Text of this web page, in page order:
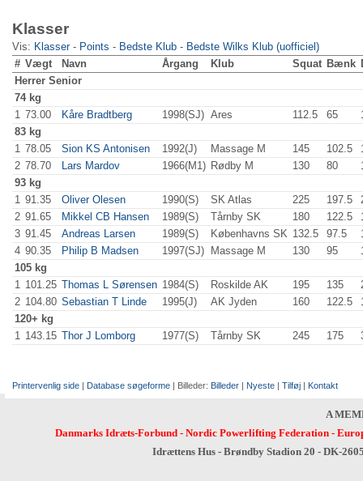
Klasser
Vis: Klasser- Points - Bedste Klub - Bedste Wilks Klub (uofficiel)
# Vægt Navn Årgang Klub Squat Bænk
Herrer Senior
74 kg
1 73.00 Kåre Bradtberg 1998(SJ) Ares 112.5 65
83 kg
1 78.05 Sion KS Antonisen 1992(J) Massage M 145 102.5
2 78.70 Lars Mardov 1966(M1) Rødby M 130 80
93 kg
1 91.35 Oliver Olesen 1990(S) SK Atlas 225 197.5
2 91.65 Mikkel CB Hansen 1989(S) Tårnby SK 180 122.5
3 91.45 Andreas Larsen 1989(S) Københavns SK 132.5 97.5
4 90.35 Philip B Madsen 1997(SJ) Massage M 130 95
105 kg
1 101.25 Thomas L Sørensen 1984(S) Roskilde AK 195 135
2 104.80 Sebastian T Linde 1995(J) AK Jyden 160 122.5
120+ kg
1 143.15 Thor J Lomborg 1977(S) Tårnby SK 245 175
Printervenlig side | Database søgeforme | Billeder: Billeder | Nyeste | Tilføj | Kontakt
A
Danmarks Idræts-Forbund- Nordic Powerlifting Federation-
Idrættens Hus - Brøndby Stadion 20 - DK-